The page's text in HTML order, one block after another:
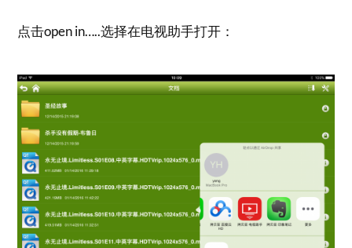
点击open in…..选择在电视助手打开：